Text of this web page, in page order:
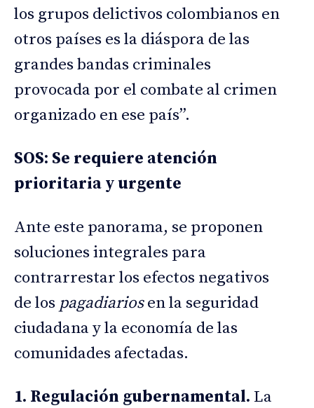
los grupos delictivos colombianos en
otros países es la diáspora de las
grandes bandas criminales
provocada por el combate al crimen
organizado en ese país”.
SOS: Se requiere atención
prioritaria y urgente
Ante este panorama, se proponen
soluciones integrales para
contrarrestar los efectos negativos
de los pagadiariosen la seguridad
ciudadana y la economía de las
comunidades afectadas.
1. Regulación gubernamental. La